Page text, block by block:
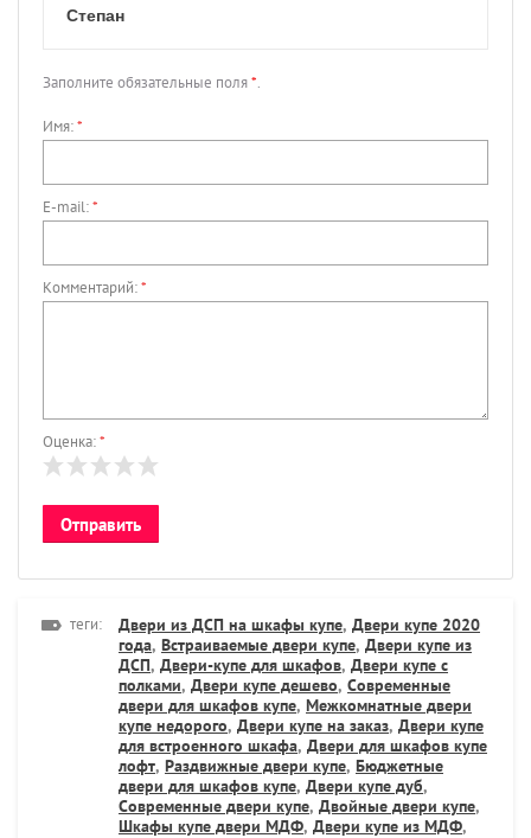
Степан
Заполните обязательные поля*.
Имя:*
E-mail:*
Комментарий:*
Оценка:*
теги: Двери из ДСП на шкафы купе, Двери купе 2020
года, Встраиваемые двери купе, Двери купе из
ДСП, Двери-купе для шкафов, Двери купе с
полками, Двери купе дешево, Современные
двери для шкафов купе, Межкомнатные двери
купе недорого, Двери купе на заказ, Двери купе
для встроенного шкафа, Двери для шкафов купе
лофт, Раздвижные двери купе, Бюджетные
двери для шкафов купе, Двери купе дуб,
Современные двери купе, Двойные двери купе,
Шкафы купе двери МДФ, Двери купе из МДФ,